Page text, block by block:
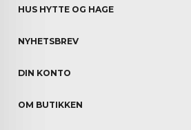
HUS HYTTE OG HAGE
NYHETSBREV
DIN KONTO
OM BUTIKKEN